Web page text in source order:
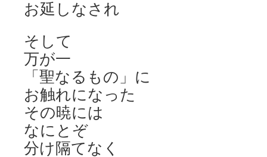
お延しなされ
そして
万が一
「聖なるもの」に
お触れになった
その暁には
なにとぞ
分け隔てなく